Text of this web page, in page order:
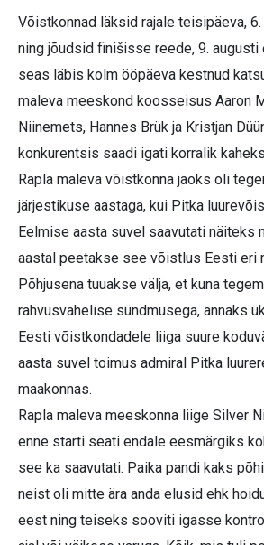
Võistkonnad läksid rajale teisipäeva,
ning jõudsid finišisse reede, 9. augusti
seas läbis kolm ööpäeva kestnud
maleva meeskond koosseisus Aaron
Niinemets, Hannes Brük ja Kristjan
konkurentsis saadi igati korralik
Rapla maleva võistkonna jaoks oli
järjestikuse aastaga, kui Pitka
Eelmise aasta suvel saavutati näiteks
aastal peetakse see võistlus Eesti eri
Põhjusena tuuakse välja, et kuna
rahvusvahelise sündmusega, annaks
Eesti võistkondadele liiga suure
aasta suvel toimus admiral Pitka
maakonnas.
Rapla maleva meeskonna liige Silver
enne starti seati endale eesmärgiks
see ka saavutati. Paika pandi kaks
neist oli mitte ära anda elusid ehk
eest ning teiseks sooviti igasse